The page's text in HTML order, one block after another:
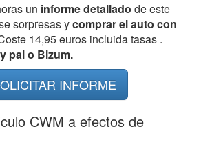
un informe detallado de este
sorpresas ycomprar el auto con
14,95 euros incluida tasas .
pal o Bizum.
INFORME
CWM a efectos de